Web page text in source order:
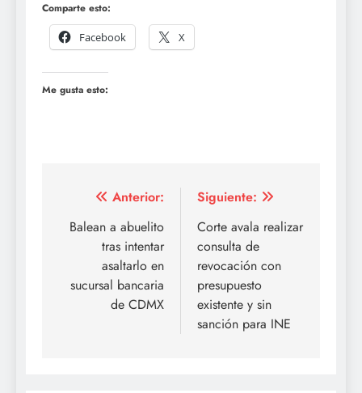
Comparte esto:
Facebook
X
Me gusta esto:
Navegación
de
entradas
Anterior:
Balean a abuelito
tras intentar
asaltarlo en
sucursal bancaria
de CDMX
Siguiente:
Corte avala realizar
consulta de
revocación con
presupuesto
existente y sin
sanción para INE